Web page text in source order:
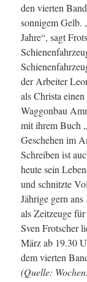
den vierten
sonnigem Gelb.
Jahre“, sagt
der Arbeiter
als Christa
Waggonbau
mit ihrem Buch
Geschehen im
Schreiben ist
heute sein
und schnitzte
Jährige gern
als Zeitzeuge
Sven Frotscher
März ab 19.30
dem vierten
(Quelle: